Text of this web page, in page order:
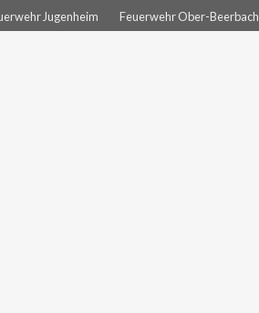
Jugenheim Feuerwehr Ober-Beerbach